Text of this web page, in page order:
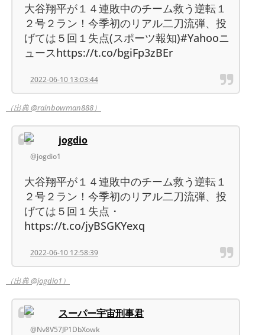
大谷翔平が１４連敗中のチーム救う逆転１
２号２ラン！今季初のリアル二刀流弾、投
げては５回１失点(スポーツ報知)#Yahooニ
ュースhttps://t.co/bgiFp3zBEr
2022-06-10 13:03:44
（出典 @rainbowman888）
jogdio
@jogdio1
大谷翔平が１４連敗中のチーム救う逆転１
２号２ラン！今季初のリアル二刀流弾、投
げては５回１失点・
https://t.co/jyBSGKYexq
2022-06-10 12:58:39
（出典 @jogdio1）
スーパー宇宙刑事君
@Nv8V57JP1DbXowk